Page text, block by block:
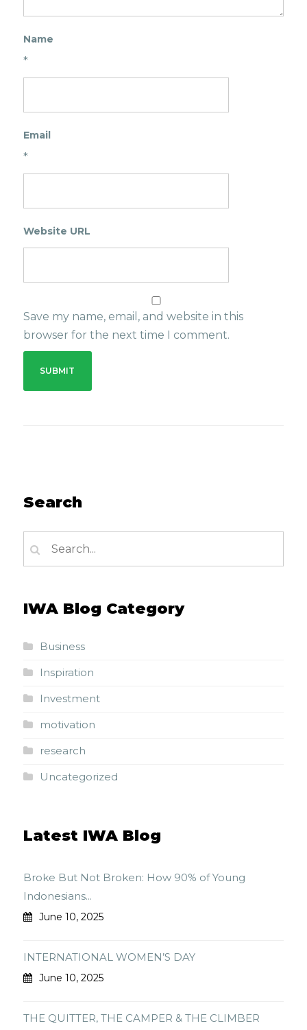
Name
*
Email
*
Website URL
Save my name, email, and website in this
browser for the next time I comment.
Search
IWA Blog Category
Business
Inspiration
Investment
motivation
research
Uncategorized
Latest IWA Blog
Broke But Not Broken: How 90% of Young
Indonesians...
June 10, 2025
INTERNATIONAL WOMEN’S DAY
June 10, 2025
THE QUITTER, THE CAMPER & THE CLIMBER